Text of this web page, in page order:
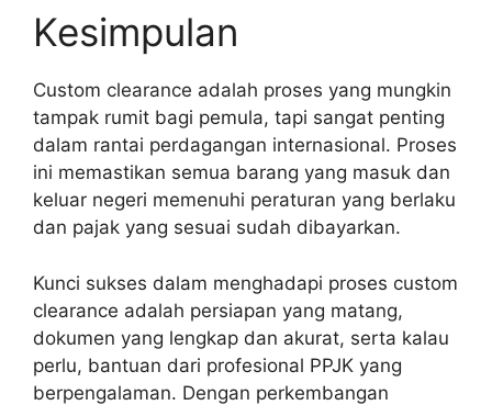
Kesimpulan
Custom clearance adalah proses yang mungkin
tampak rumit bagi pemula, tapi sangat penting
dalam rantai perdagangan internasional. Proses
ini memastikan semua barang yang masuk dan
keluar negeri memenuhi peraturan yang berlaku
dan pajak yang sesuai sudah dibayarkan.
Kunci sukses dalam menghadapi proses custom
clearance adalah persiapan yang matang,
dokumen yang lengkap dan akurat, serta kalau
perlu, bantuan dari profesional PPJK yang
berpengalaman. Dengan perkembangan